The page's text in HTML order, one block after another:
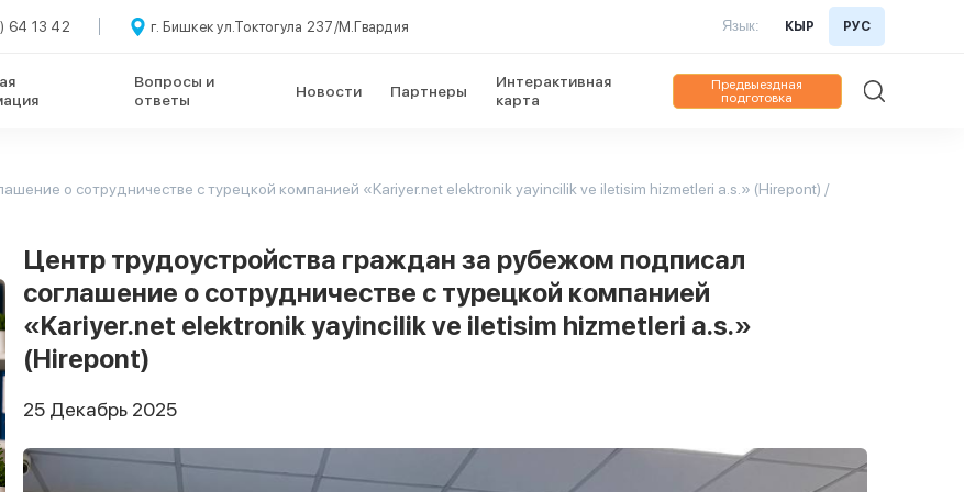
64 13 42 г. Бишкек ул.Токтогула 237/М.Гвардия Язык: КЫР РУС
Вопросы и
ответы
Новости Партнеры
Интерактивная
карта
Предвыездная
подготовка
о сотрудничестве с турецкой компанией «Kariyer.net elektronik yayincilik ve iletisim hizmetleri a.s.» (Hirepont) /
Центр трудоустройства граждан за рубежом подписал
соглашение о сотрудничестве с турецкой компанией
«Kariyer.net elektronik yayincilik ve iletisim hizmetleri a.s.»
(Hirepont)
25 Декабрь 2025